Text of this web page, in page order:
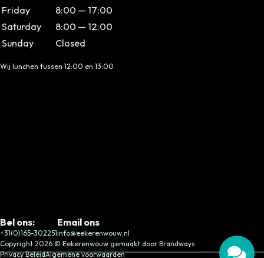
Friday
8:00 — 17:00
Saturday
8:00 — 12:00
Sunday
Closed
Wij lunchen tussen 12:00 en 13:00
Bel ons:
+31(0)165-302251
Email ons
info@eekerenwouw.nl
Copyright 2026 © Eekerenwouw gemaakt door Brandways
Privacy BeleidAlgemene voorwaarden